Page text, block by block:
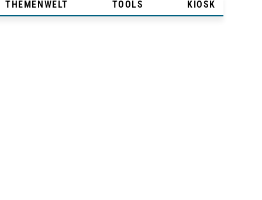
THEMENWELT TOOLS KIOSK